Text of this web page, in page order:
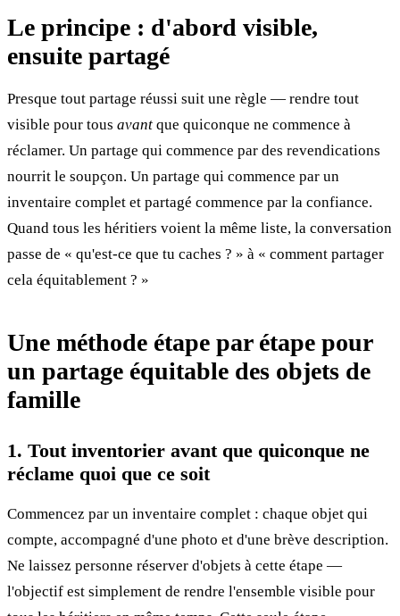
Le principe : d'abord visible,
ensuite partagé
Presque tout partage réussi suit une règle — rendre tout
visible pour tous avant que quiconque ne commence à
réclamer. Un partage qui commence par des revendications
nourrit le soupçon. Un partage qui commence par un
inventaire complet et partagé commence par la confiance.
Quand tous les héritiers voient la même liste, la conversation
passe de « qu'est-ce que tu caches ? » à « comment partager
cela équitablement ? »
Une méthode étape par étape pour
un partage équitable des objets de
famille
1. Tout inventorier avant que quiconque ne
réclame quoi que ce soit
Commencez par un inventaire complet : chaque objet qui
compte, accompagné d'une photo et d'une brève description.
Ne laissez personne réserver d'objets à cette étape —
l'objectif est simplement de rendre l'ensemble visible pour